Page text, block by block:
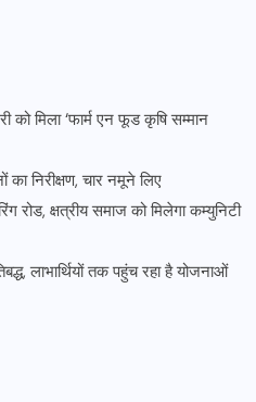
को मिला ‘फार्म एन फूड कृषि सम्मान
का निरीक्षण, चार नमूने लिए
रोड, क्षत्रीय समाज को मिलेगा कम्युनिटी
लाभार्थियों तक पहुंच रहा है योजनाओं